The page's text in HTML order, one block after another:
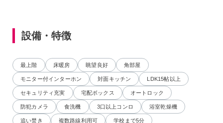
設備・特徴
最上階 床暖房 眺望良好 角部屋
モニター付インターホン 対面キッチン LDK15帖以上
セキュリティ充実 宅配ボックス オートロック
防犯カメラ 食洗機 3口以上コンロ 浴室乾燥機
追い焚き 複数路線利用可 学校まで5分